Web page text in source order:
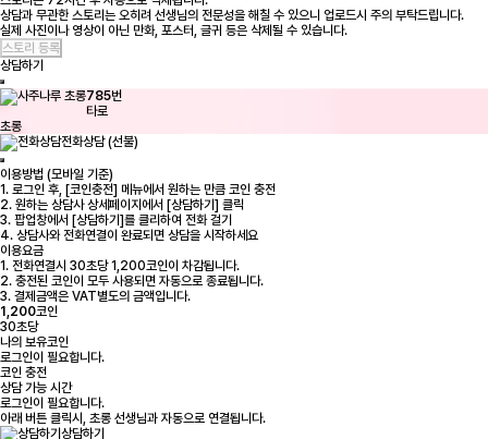
상담과 무관한 스토리는 오히려 선생님의 전문성을 해칠 수 있으니 업로드시 주의 부탁드립니다.
실제 사진이나 영상이 아닌 만화, 포스터, 글귀 등은 삭제될 수 있습니다.
상담하기
785번
타로
초롱
전화상담 (선불)
이용방법 (모바일 기준)
1. 로그인 후, [코인충전] 메뉴에서 원하는 만큼 코인 충전
2. 원하는 상담사 상세페이지에서 [상담하기] 클릭
3. 팝업창에서 [상담하기]를 클리하여 전화 걸기
4. 상담사와 전화연결이 완료되면 상담을 시작하세요
이용요금
1. 전화연결시 30초당 1,200코인이 차감됩니다.
2. 충전된 코인이 모두 사용되면 자동으로 종료됩니다.
3. 결제금액은 VAT별도의 금액입니다.
1,200코인
30초당
나의 보유코인
로그인이 필요합니다.
코인 충전
상담 가능 시간
로그인이 필요합니다.
아래 버튼 클릭시, 초롱 선생님과 자동으로 연결됩니다.
상담하기